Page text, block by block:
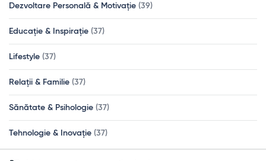
Dezvoltare Personală & Motivație (39)
Educație & Inspirație (37)
Lifestyle (37)
Relații & Familie (37)
Sănătate & Psihologie (37)
Tehnologie & Inovație (37)